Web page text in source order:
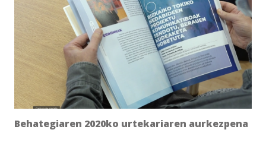
Behategiaren 2020ko urtekariaren aurkezpena